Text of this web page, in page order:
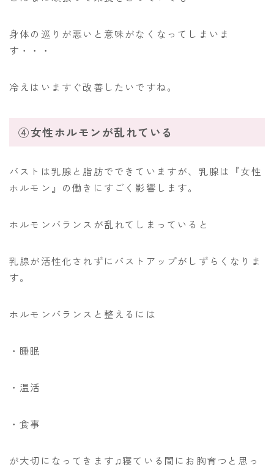
身体の巡りが悪いと意味がなくなってしまいま
す・・・
冷えはいますぐ改善したいですね。
④女性ホルモンが乱れている
バストは乳腺と脂肪でできていますが、乳腺は『女性
ホルモン』の働きにすごく影響します。
ホルモンバランスが乱れてしまっていると
乳腺が活性化されずにバストアップがしずらくなりま
す。
ホルモンバランスと整えるには
・睡眠
・温活
・食事
が大切になってきます♫寝ている間にお胸育つと思っ